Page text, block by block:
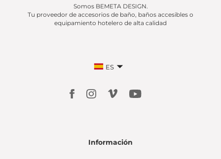
Somos BEMETA DESIGN.
Tu proveedor de accesorios de baño, baños accesibles o
equipamiento hotelero de alta calidad
ES
Información